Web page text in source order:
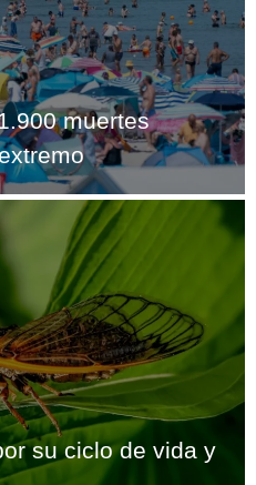
muertes
su ciclo de vida y